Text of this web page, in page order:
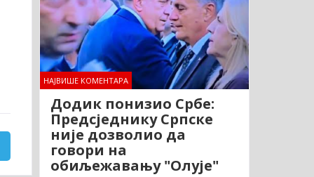
НАЈВИШЕ КОМЕНТАРА
Додик понизио Србе:
Предсједнику Српске
није дозволио да
говори на
обиљежавању "Олује"